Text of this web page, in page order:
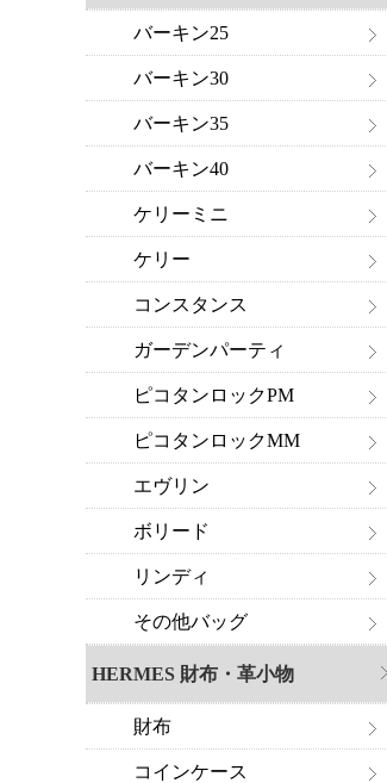
バーキン25
バーキン30
バーキン35
バーキン40
ケリーミニ
ケリー
コンスタンス
ガーデンパーティ
ピコタンロックPM
ピコタンロックMM
エヴリン
ボリード
リンディ
その他バッグ
HERMES 財布・革小物
財布
コインケース